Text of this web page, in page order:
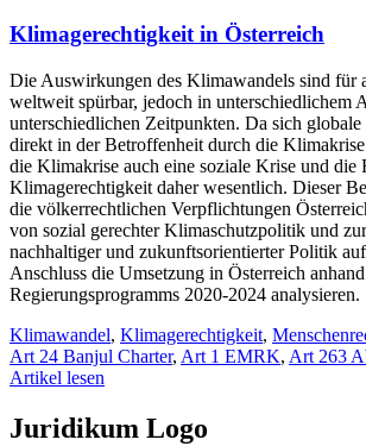
Klimagerechtigkeit in Österreich
Die Auswirkungen des Klimawandels sind für
weltweit spürbar, jedoch in unterschiedlichem
unterschiedlichen Zeitpunkten. Da sich
direkt in der Betroffenheit durch die
die Klimakrise auch eine soziale Krise und die
Klimagerechtigkeit daher wesentlich. Dieser
die völkerrechtlichen Verpflichtungen
von sozial gerechter Klimaschutzpolitik und
nachhaltiger und zukunftsorientierter Politik
Anschluss die Umsetzung in Österreich
Regierungsprogramms 2020-2024 analysieren.
Klimawandel, Klimagerechtigkeit,
Art 24 Banjul Charter, Art 1 EMRK, Art 263
Artikel lesen
Juridikum Logo